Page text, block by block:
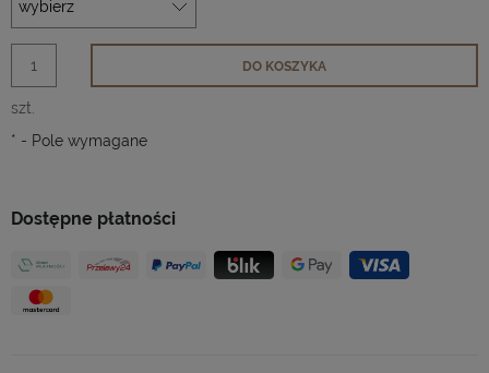
Dostępne płatności
szt.
DO KOSZYKA
* - Pole wymagane